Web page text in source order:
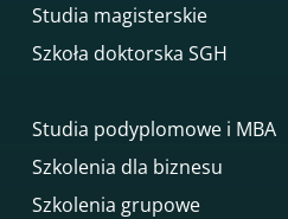
Studia magisterskie
Szkoła doktorska SGH
Studia podyplomowe i MBA
Szkolenia dla biznesu
Szkolenia grupowe